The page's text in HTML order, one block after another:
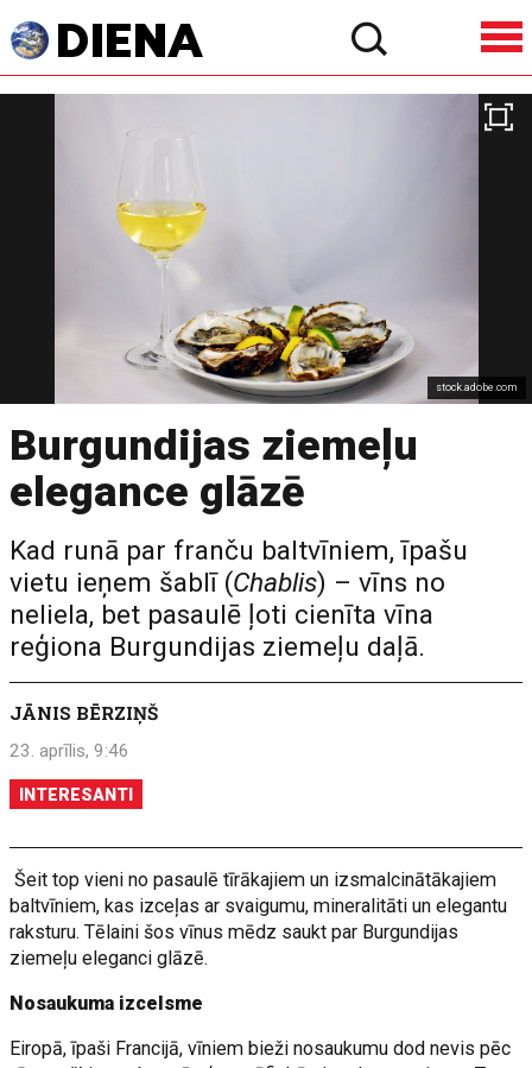
stock.adobe.com
Burgundijas ziemeļu
elegance glāzē
Kad runā par franču baltvīniem, īpašu
vietu ieņem šablī (Chablis) – vīns no
neliela, bet pasaulē ļoti cienīta vīna
reģiona Burgundijas ziemeļu daļā.
JĀNIS BĒRZIŅŠ
23. aprīlis, 9:46
INTERESANTI
Šeit top vieni no pasaulē tīrākajiem un izsmalcinātākajiem
baltvīniem, kas izceļas ar svaigumu, mineralitāti un elegantu
raksturu. Tēlaini šos vīnus mēdz saukt par Burgundijas
ziemeļu eleganci glāzē.
Nosaukuma izcelsme
Eiropā, īpaši Francijā, vīniem bieži nosaukumu dod nevis pēc